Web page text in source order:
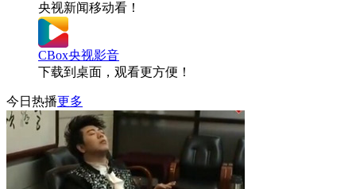
央视新闻移动看！
CBox央视影音
下载到桌面，观看更方便！
今日热播更多